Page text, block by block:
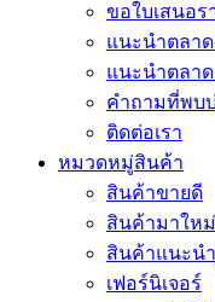
ขอใบเสนอร
แนะนำตลา
แนะนำตลา
คำถามที่พบ
ติดต่อเรา
หมวดหมู่สินค้า
สินค้าขายดี
สินค้ามาใหม่
สินค้าแนะนำ
เฟอร์นิเจอร์